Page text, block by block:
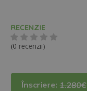
RECENZIE
(0 recenzii)
Înscriere:1.280€